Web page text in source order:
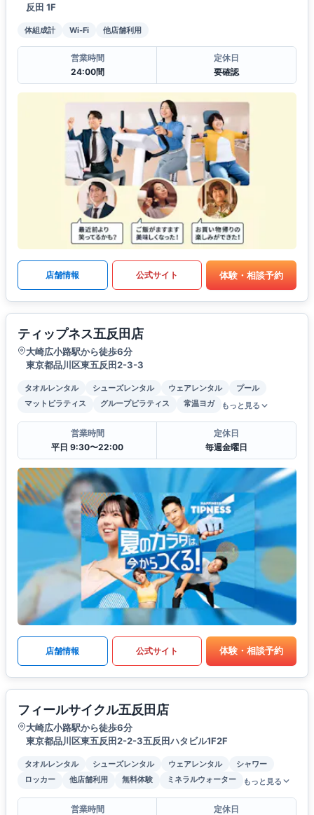
反田 1F
体組成計 Wi-Fi 他店舗利用
営業時間
24:00間
定休日
要確認
店舗情報 公式サイト 体験・相談予約
ティップネス五反田店
大崎広小路駅から徒歩6分
東京都品川区東五反田2-3-3
タオルレンタル シューズレンタル ウェアレンタル
プール
マットピラティス
グループピラティス 常温ヨガ もっと見る
営業時間
平日 9:30〜22:00
定休日
毎週金曜日
店舗情報 公式サイト 体験・相談予約
フィールサイクル五反田店
大崎広小路駅から徒歩6分
東京都品川区東五反田2-2-3五反田ハタビル1F2F
タオルレンタル シューズレンタル ウェアレンタル
シャワー
ロッカー
他店舗利用 無料体験 ミネラルウォーター もっと見る
営業時間
定休日